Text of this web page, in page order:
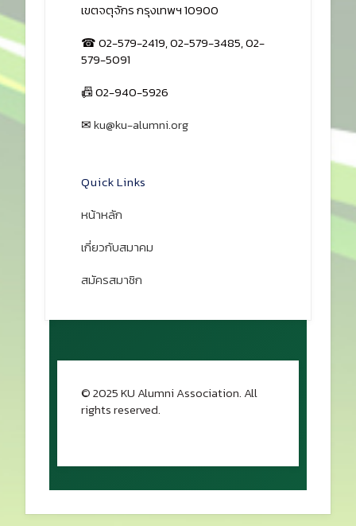
เขตจตุจักร กรุงเทพฯ 10900
☎ 02-579-2419, 02-579-3485, 02-
579-5091
📠 02-940-5926
✉ku@ku-alumni.org
Quick Links
หน้าหลัก
เกี่ยวกับสมาคม
สมัครสมาชิก
© 2025 KU Alumni Association. All
rights reserved.